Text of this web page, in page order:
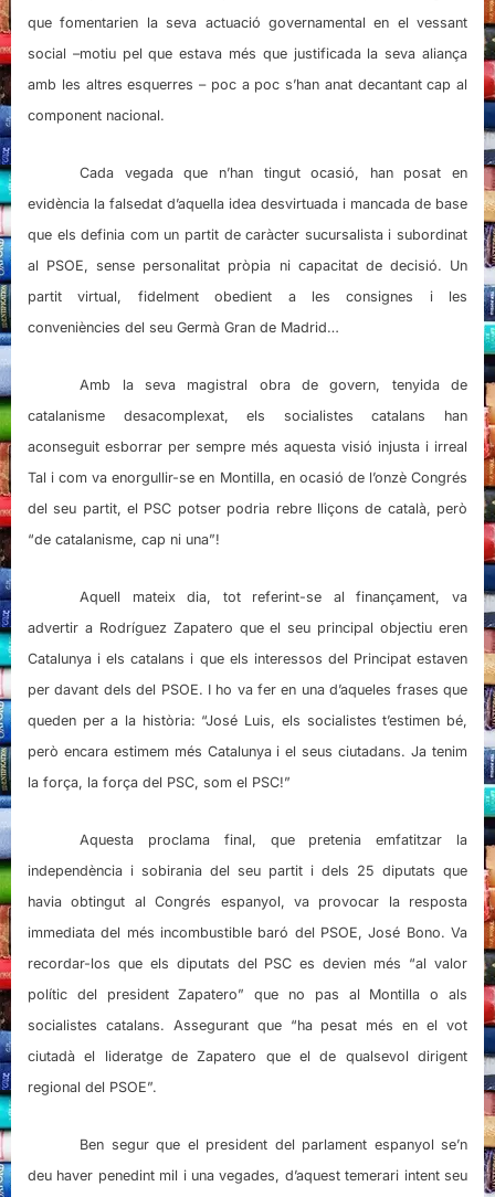
que fomentarien la seva actuació governamental en el vessant
social –motiu pel que estava més que justificada la seva aliança
amb les altres esquerres – poc a poc s’han anat decantant cap al
component nacional.
Cada vegada que n’han tingut ocasió, han posat en
evidència la falsedat d’aquella idea desvirtuada i mancada de base
que els definia com un partit de caràcter sucursalista i subordinat
al PSOE, sense personalitat pròpia ni capacitat de decisió. Un
partit virtual, fidelment obedient a les consignes i les
conveniències del seu Germà Gran de Madrid…
Amb la seva magistral obra de govern, tenyida de
catalanisme desacomplexat, els socialistes catalans han
aconseguit esborrar per sempre més aquesta visió injusta i irreal
Tal i com va enorgullir-se en Montilla, en ocasió de l’onzè Congrés
del seu partit, el PSC potser podria rebre lliçons de català, però
“de catalanisme, cap ni una”!
Aquell mateix dia, tot referint-se al finançament, va
advertir a Rodríguez Zapatero que el seu principal objectiu eren
Catalunya i els catalans i que els interessos del Principat estaven
per davant dels del PSOE. I ho va fer en una d’aqueles frases que
queden per a la història: “José Luis, els socialistes t’estimen bé,
però encara estimem més Catalunya i el seus ciutadans. Ja tenim
la força, la força del PSC, som el PSC!”
Aquesta proclama final, que pretenia emfatitzar la
independència i sobirania del seu partit i dels 25 diputats que
havia obtingut al Congrés espanyol, va provocar la resposta
immediata del més incombustible baró del PSOE, José Bono. Va
recordar-los que els diputats del PSC es devien més “al valor
polític del president Zapatero” que no pas al Montilla o als
socialistes catalans. Assegurant que “ha pesat més en el vot
ciutadà el lideratge de Zapatero que el de qualsevol dirigent
regional del PSOE”.
Ben segur que el president del parlament espanyol se’n
deu haver penedint mil i una vegades, d’aquest temerari intent seu